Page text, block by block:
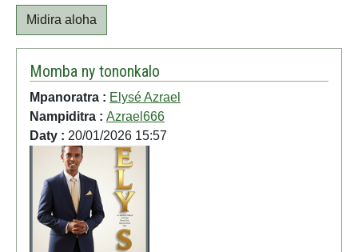
Midira aloha
Momba ny tononkalo
Mpanoratra : Elysé Azrael
Nampiditra : Azrael666
Daty : 20/01/2026 15:57